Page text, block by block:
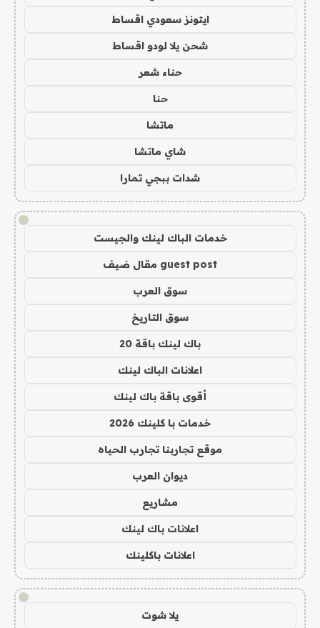
ايتونز سعودي اقساط
شحن يلا لودو اقساط
حناء شعر
حنا
ماتشا
شاي ماتشا
شدات ببجي تمارا
!
خدمات الباك لينك والجيست
guest post مقال ضيف
سوق العرب
سوق التاريخ
باك لينك باقة 20
اعلانات الباك لينك
أقوى باقة باك لينك
خدمات با كلينك 2026
موقع تجاربنا تجارب الحياه
ديوان العرب
مشاريع
اعلانات باك لينك
اعلانات باكلينك
!
يلا شوت